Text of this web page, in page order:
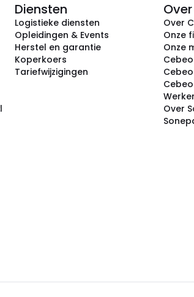
Diensten
Logistieke diensten
Opleidingen & Events
Herstel en garantie
Koperkoers
Tariefwijzigingen
Over
Onze
Onze
Over